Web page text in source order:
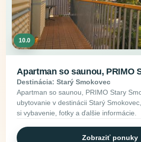
10.0
Apartman so saunou, PRIMO
Destinácia: Starý Smokovec
Apartman so saunou, PRIMO Stary
ubytovanie v destinácii Starý
si vybavenie, fotky a ďalšie informácie.
Zobraziť ponuky